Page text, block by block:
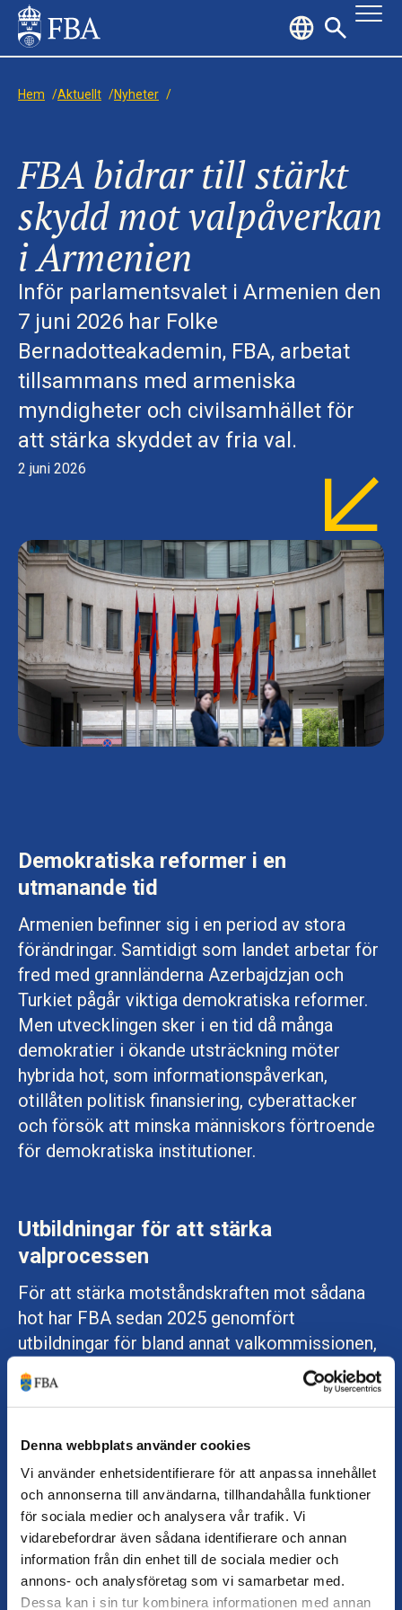
Denna webbplats använder cookies
Vi använder enhetsidentifierare för att anpassa innehållet
och annonserna till användarna, tillhandahålla funktioner
för sociala medier och analysera vår trafik. Vi
vidarebefordrar även sådana identifierare och annan
information från din enhet till de sociala medier och
annons- och analysföretag som vi samarbetar med.
Dessa kan i sin tur kombinera informationen med annan
Hem /Aktuellt /Nyheter /
FBA bidrar till stärkt
skydd mot valpåverkan
i Armenien
Inför parlamentsvalet i Armenien den
7 juni 2026 har Folke
Bernadotteakademin, FBA, arbetat
tillsammans med armeniska
myndigheter och civilsamhället för
att stärka skyddet av fria val.
2 juni 2026
Demokratiska reformer i en
utmanande tid
Armenien befinner sig i en period av stora
förändringar. Samtidigt som landet arbetar för
fred med grannländerna Azerbajdzjan och
Turkiet pågår viktiga demokratiska reformer.
Men utvecklingen sker i en tid då många
demokratier i ökande utsträckning möter
hybrida hot, som informationspåverkan,
otillåten politisk finansiering, cyberattacker
och försök att minska människors förtroende
för demokratiska institutioner.
Utbildningar för att stärka
valprocessen
För att stärka motståndskraften mot sådana
hot har FBA sedan 2025 genomfört
utbildningar för bland annat valkommissionen,
civilsamhällesorganisationer och medier i
Armenien. Totalt har ett tjugotal
hur fria val kan skyddas före, under och efter
valdagen.
– Fria och rättvisa val är en grund för
demokrati. Det handlar inte bara om själva
valdagen, utan också om att tidigt kunna
identifiera och hantera hot mot valprocessen,